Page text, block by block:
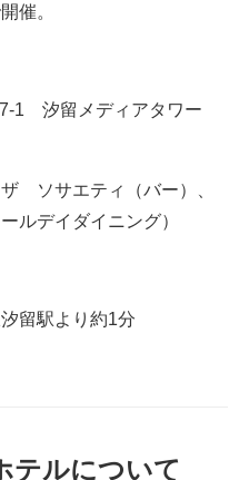
催。
1 汐留メディアタワー
サエティ（バー）、
ルデイダイニング）
留駅より約1分
テルについて